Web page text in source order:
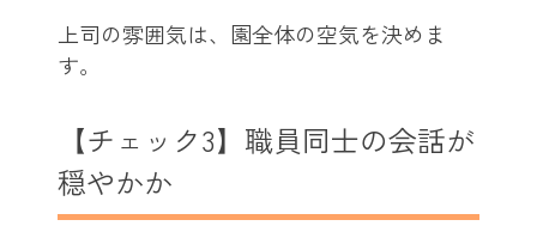
上司の雰囲気は、園全体の空気を決めま
す。
【チェック3】職員同士の会話が
穏やかか